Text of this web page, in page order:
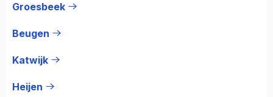
Groesbeek
Beugen
Katwijk
Heijen